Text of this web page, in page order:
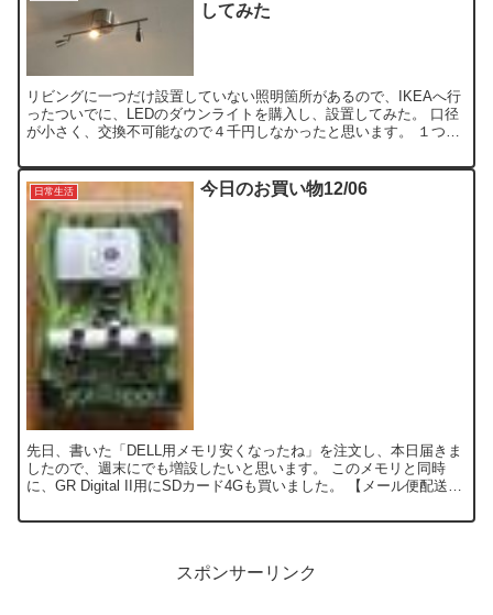
してみた
リビングに一つだけ設置していない照明箇所があるので、IKEAへ行
ったついでに、LEDのダウンライトを購入し、設置してみた。 口径
が小さく、交換不可能なので４千円しなかったと思います。 １つを
日常生活 今日のお買い物12/06
先日、書いた「DELL用メモリ安くなったね」を注文し、本日届きま
したので、週末にでも増設したいと思います。 このメモリと同時
に、GR Digital II用にSDカード4Gも買いました。 【メール便配送
スポンサーリンク